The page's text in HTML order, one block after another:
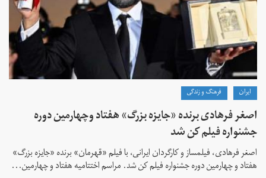
ايران فرهنگ و زندگی
اصغر فرهادی برنده «جایزه بزرگ»‌ هفتاد‌ وچهارمین دوره
جشنواره فیلم کن شد
اصغر فرهادی، فیلمساز و کارگردان ایرانی، با فیلم «قهرمان» برنده «جایزه بزرگ»
هفتاد و چهارمین دوره جشنواره فیلم کن شد. مراسم اختتامیه هفتاد و چهارمین...